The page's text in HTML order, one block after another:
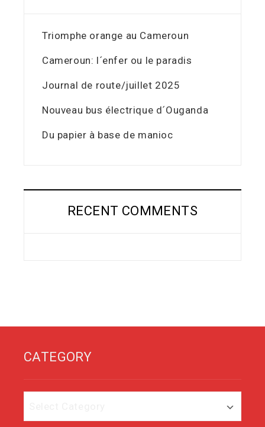
Triomphe orange au Cameroun
Cameroun: l´enfer ou le paradis
Journal de route/juillet 2025
Nouveau bus électrique d´Ouganda
Du papier à base de manioc
RECENT COMMENTS
CATEGORY